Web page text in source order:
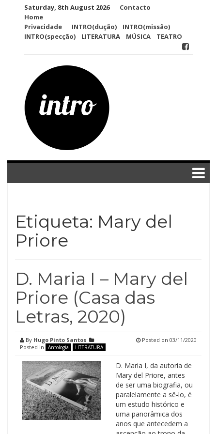
Saturday, 8th August 2026
Contacto
Home
Privacidade
INTRO(dução)
INTRO(missão)
INTRO(specção)
LITERATURA MÚSICA TEATRO
Etiqueta: Mary del
Priore
D. Maria I – Mary del
Priore (Casa das
Letras, 2020)
By Hugo Pinto Santos
Posted in
Antologia LITERATURA
Posted on 03/11/2020
D. Maria I, da autoria de
Mary del Priore, antes
de ser uma biografia, ou
paralelamente a sê-lo, é
um estudo histórico e
uma panorâmica dos
anos que antecedem a